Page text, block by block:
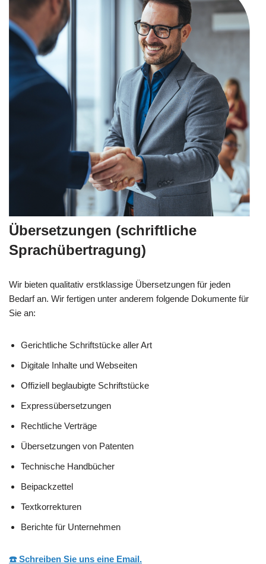
Übersetzungen (schriftliche
Sprachübertragung)
Wir bieten qualitativ erstklassige Übersetzungen für jeden
Bedarf an. Wir fertigen unter anderem folgende Dokumente für
Sie an:
Gerichtliche Schriftstücke aller Art
Digitale Inhalte und Webseiten
Offiziell beglaubigte Schriftstücke
Expressübersetzungen
Rechtliche Verträge
Übersetzungen von Patenten
Technische Handbücher
Beipackzettel
Textkorrekturen
Berichte für Unternehmen
☎️ Schreiben Sie uns eine Email.